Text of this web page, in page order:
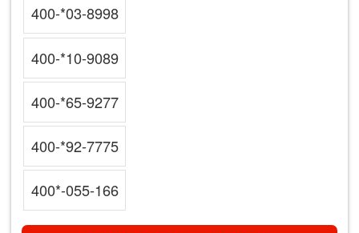
400-*03-8998
400-*10-9089
400-*65-9277
400-*92-7775
400*-055-166